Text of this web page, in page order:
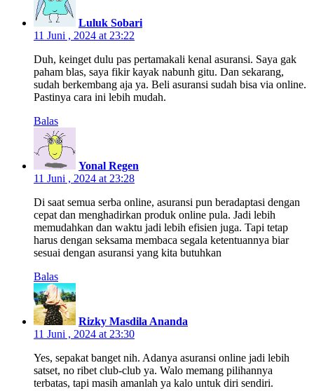
Luluk Sobari
11 Juni , 2024 at 23:22
Duh, keinget dulu pas pertamakali kenal asuransi. Saya gak
paham blas, saya fikir kayak nabunh gitu. Dan sekarang,
sudah berkembang aja ya. Beli asuransi sudah bisa via online.
Pastinya cara ini lebih mudah.
Balas
Yonal Regen
11 Juni , 2024 at 23:28
Di saat semua serba online, asuransi pun beradaptasi dengan
cepat dan menghadirkan produk online pula. Jadi lebih
memudahkan dan waktu jadi lebih efisien juga. Tapi tetap
harus dengan seksama membaca segala ketentuannya biar
sesuai dengan asuransi yang kita butuhkan
Balas
Rizky Masdila Ananda
11 Juni , 2024 at 23:30
Yes, sepakat banget nih. Adanya asuransi online jadi lebih
satset, no ribet club-club ya. Walo memang pilihannya
terbatas, tapi masih amanlah ya kalo untuk diri sendiri.